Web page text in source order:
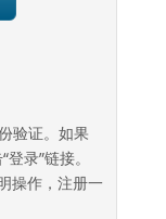
验证。如果
录”链接。
操作，注册一